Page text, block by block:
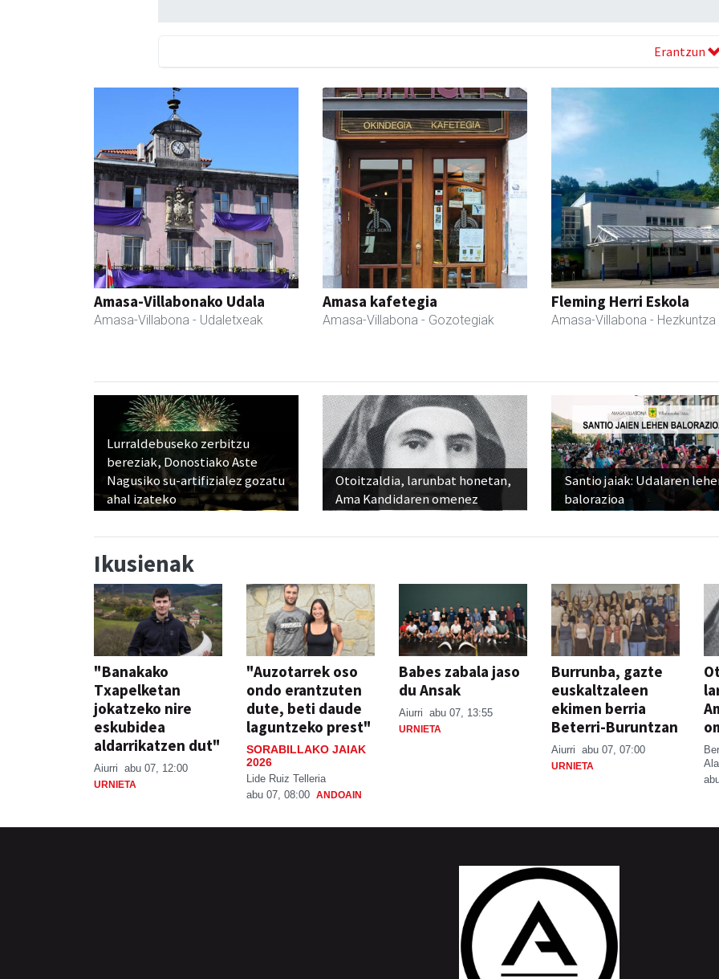
Erantzun
Amasa-Villabonako Udala
Amasa-Villabona - Udaletxeak
Amasa kafetegia
Amasa-Villabona - Gozotegiak
Fleming Herri Eskola
Amasa-Villabona - Hezkuntza
Lurraldebuseko zerbitzu
bereziak, Donostiako Aste
Nagusiko su-artifizialez gozatu
ahal izateko
Otoitzaldia, larunbat honetan,
Ama Kandidaren omenez
Santio jaiak: Udalaren
balorazioa
Ikusienak
"Banakako
Txapelketan
jokatzeko nire
eskubidea
aldarrikatzen dut"
Aiurri abu 07, 12:00
URNIETA
"Auzotarrek oso
ondo erantzuten
dute, beti daude
laguntzeko prest"
SORABILLAKO JAIAK
2026
Lide Ruiz Telleria
abu 07, 08:00 ANDOAIN
Babes zabala jaso
du Ansak
Aiurri abu 07, 13:55
URNIETA
Burrunba, gazte
euskaltzaleen
ekimen berria
Beterri-Buruntzan
Aiurri abu 07, 07:00
URNIETA